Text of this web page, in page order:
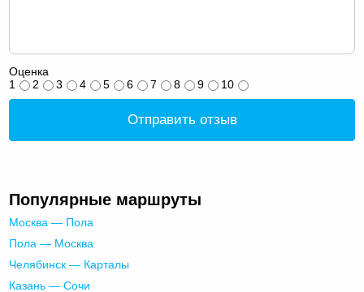
Оценка
1
2 3 4 5 6 7 8 9 10
Отправить отзыв
Популярные маршруты
Москва — Пола
Пола — Москва
Челябинск — Карталы
Казань — Сочи